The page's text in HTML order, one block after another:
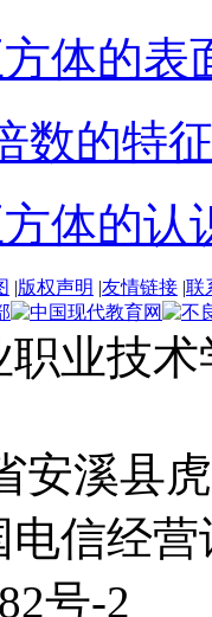
体的表
数的特
体的认
|版权声明 |友情链接 |联
业技
安溪县
信经营
号-2